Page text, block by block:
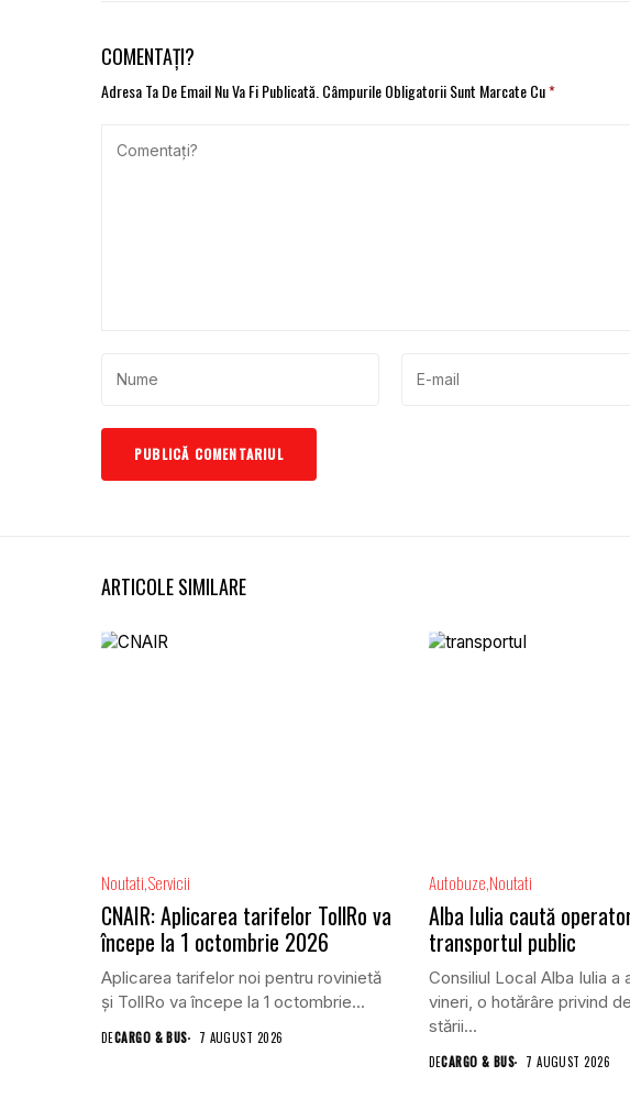
COMENTAȚI?
Adresa Ta De Email Nu Va Fi Publicată. Câmpurile Obligatorii Sunt Marcate Cu*
ARTICOLE SIMILARE
Noutati Servicii
CNAIR: Aplicarea tarifelor TollRo va
începe la 1 octombrie 2026
Aplicarea tarifelor noi pentru rovinietă
și TollRo va începe la 1 octombrie...
DECARGO & BUS 7 AUGUST 2026
Autobuze Noutati
Alba Iulia caută
transportul public
Consiliul Local Alba Iulia a
vineri, o hotărâre privind
stării...
DECARGO & BUS 7 AUGUST 2026